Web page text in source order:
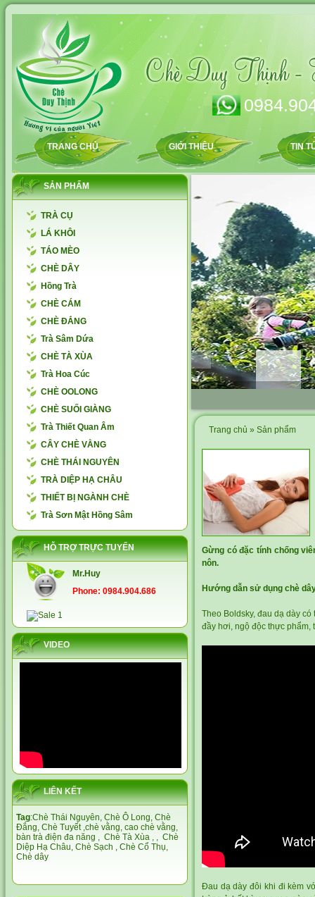
TRANG CHỦ GIỚI THIỆU TIN
SẢN PHẨM
TRÀ CỤ
LÁ KHÔI
TÁO MÈO
CHÈ DÂY
Hồng Trà
CHÈ CÁM
CHÈ ĐẮNG
Trà Sâm Dứa
CHÈ TÀ XÙA
Trà Hoa Cúc
CHÈ OOLONG
CHÈ SUỐI GIÀNG
Trà Thiết Quan Âm
CÂY CHÈ VẰNG
CHÈ THÁI NGUYÊN
TRÀ DIỆP HẠ CHÂU
THIẾT BỊ NGÀNH CHÈ
Trà Sơn Mật Hồng Sâm
HỖ TRỢ TRỰC TUYẾN
Mr.Huy
Phone: 0984.904.686
VIDEO
LIÊN KẾT
Tag:Chè Thái Nguyên, Chè Ô Long, Chè
Đắng, Chè Tuyết,chè vằng, cao chè vằng,
bàn trà điện đa năng , Chè Tà Xùa , , Chè
Diệp Hạ Châu, Chè Sạch , Chè Cổ Thụ,
Chè dây
Trang chủ » Sản phẩm
Gừng có đặc tính chống
nôn.
Hướng dẫn sử dụng chè
Theo Boldsky, đau dạ dày
đầy hơi, ngộ độc thực phẩm,
Đau dạ dày đôi khi đi kèm